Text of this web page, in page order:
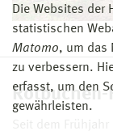
Die Websites der
statistischen
Matomo, um das
zu verbessern.
erfasst, um den
gewährleisten.
Rotbuchen-